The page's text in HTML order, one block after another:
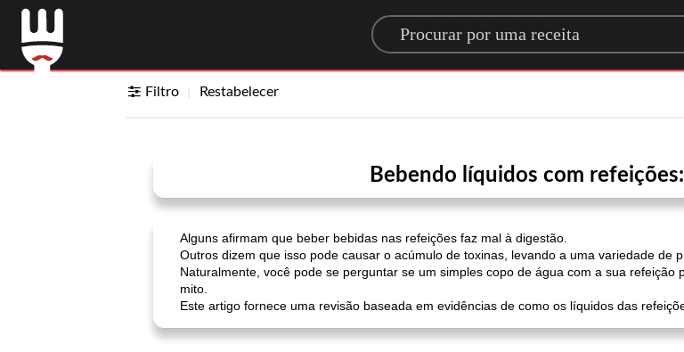
Search for a recipe
Filtro Restabelecer
Bebendo líquidos com
Alguns afirmam que beber bebidas nas refeições faz mal à digestão.
Outros dizem que isso pode causar o acúmulo de toxinas, levando a uma variedade de
Naturalmente, você pode se perguntar se um simples copo de água com a sua
mito.
Este artigo fornece uma revisão baseada em evidências de como os líquidos das